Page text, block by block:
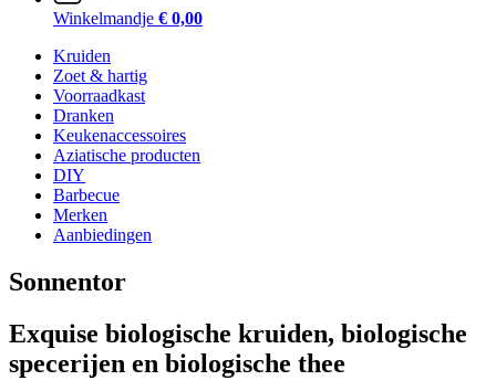
Winkelmandje € 0,00
Kruiden
Zoet & hartig
Voorraadkast
Dranken
Keukenaccessoires
Aziatische producten
DIY
Barbecue
Merken
Aanbiedingen
Sonnentor
Exquise biologische kruiden, biologische
specerijen en biologische thee